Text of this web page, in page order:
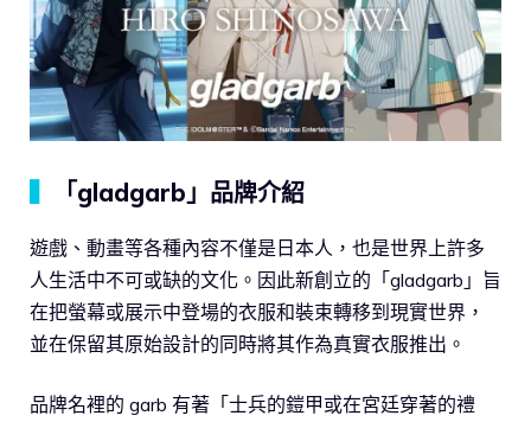
「gladgarb」品牌介紹
遊戲、動畫等各種內容不僅是日本人，也是世界上許多
人生活中不可或缺的文化。因此新創立的「gladgarb」旨
在把螢幕或展示中登場的衣服和裝束轉移到現實世界，
並在保留其原始設計的同時將其作為真實衣服推出。
品牌名裡的 garb 有著「士兵的鎧甲或在宮廷穿著的禮